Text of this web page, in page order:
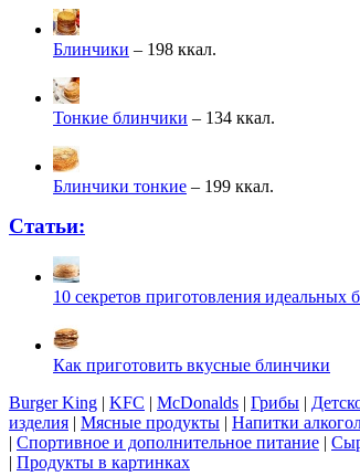
Блинчики – 198 ккал.
Тонкие блинчики – 134 ккал.
Блинчики тонкие – 199 ккал.
Статьи:
10 секретов приготовления
Как приготовить вкусные блинчики
Burger King
KFC McDonalds Грибы
изделия
Мясные продукты Напитки
Спортивное и дополнительное питание
Продукты в картинках